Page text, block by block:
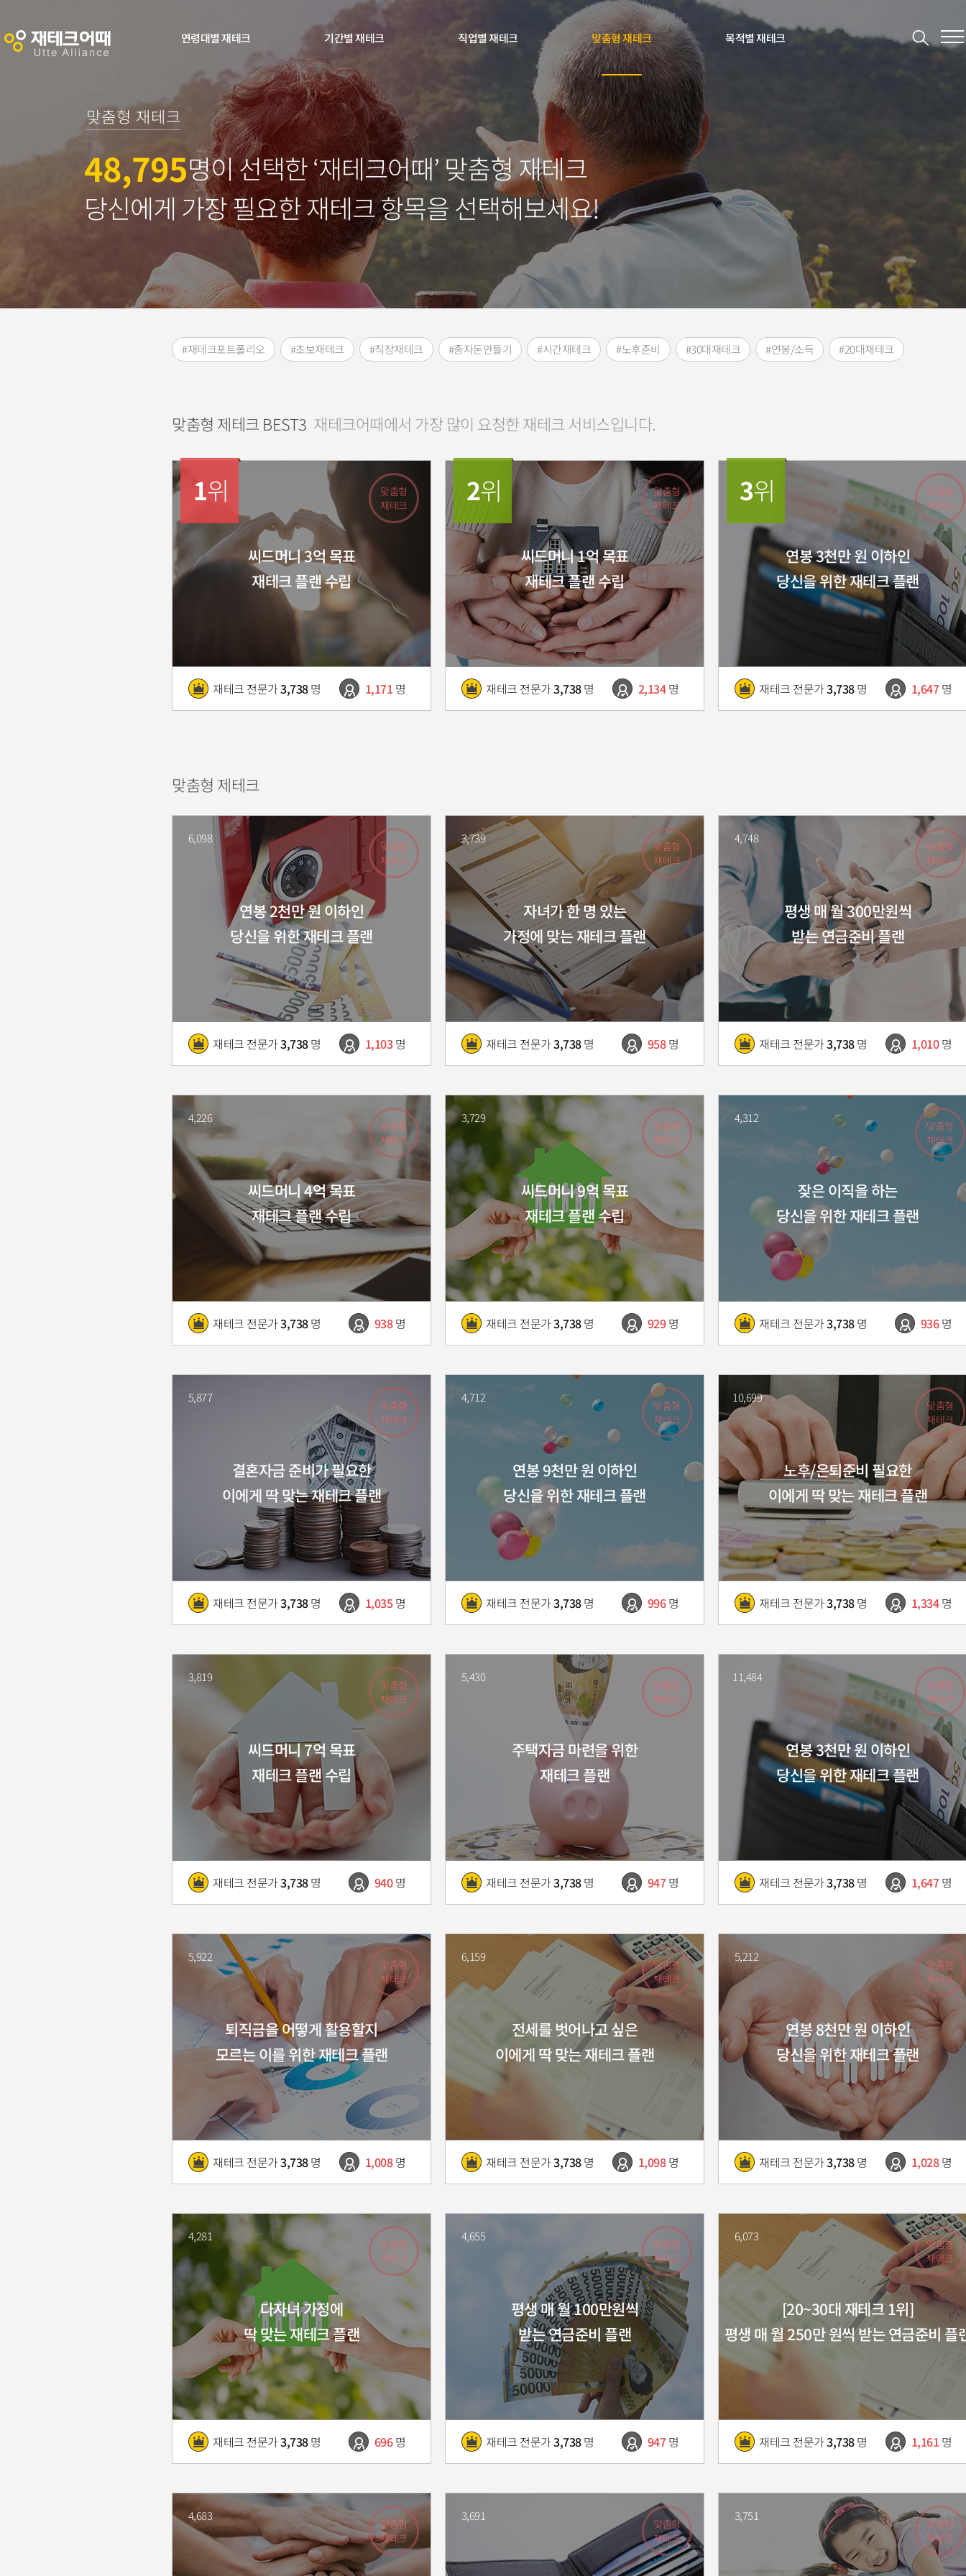
연령대별 재테크 기간별 재테크 직업별 재테크 맞춤형 재테크 목적별 재테크
맞춤형 재테크
48,795명이 선택한 ‘재테크어때’ 맞춤형 재테크
당신에게 가장 필요한 재테크 항목을 선택해보세요!
#재테크포트폴리오 #초보재테크 #직장재테크 #종자돈만들기 #시간재테크 #노후준비 #30대재테크 #연봉/소득 #20대재테크
맞춤형 제테크 BEST3 재테크어때에서 가장 많이 요청한 재테크 서비스입니다.
1위
씨드머니 3억 목표
재테크 플랜 수립
재테크 전문가3,738명 1,171 명
맞춤형
재테크
2위
씨드머니 1억 목표
재테크 플랜 수립
재테크 전문가3,738명 2,134명
맞춤형
재테크
3위
연봉 3천만 원 이하인
당신을 위한 재테크 플랜
재테크 전문가3,738명 1,647명
맞춤형
재테크
맞춤형 제테크
연봉 2천만 원 이하인
당신을 위한 재테크 플랜
재테크 전문가3,738명 1,103명
6,098
맞춤형
재테크
자녀가 한 명 있는
가정에 맞는 재테크 플랜
재테크 전문가3,738명 958명
3,739
맞춤형
재테크
평생 매 월 300만원씩
받는 연금준비 플랜
재테크 전문가3,738명 1,010명
4,748
맞춤형
재테크
씨드머니 4억 목표
재테크 플랜 수립
재테크 전문가3,738명 938명
4,226
맞춤형
재테크
씨드머니 9억 목표
재테크 플랜 수립
재테크 전문가3,738명 929명
3,729
맞춤형
재테크
잦은 이직을 하는
당신을 위한 재테크 플랜
재테크 전문가3,738명 936명
4,312
맞춤형
재테크
결혼자금 준비가 필요한
이에게 딱 맞는 재테크 플랜
재테크 전문가3,738명 1,035명
5,877
맞춤형
재테크
연봉 9천만 원 이하인
당신을 위한 재테크 플랜
재테크 전문가3,738명 996명
4,712
맞춤형
재테크
노후/은퇴준비 필요한
이에게 딱 맞는 재테크 플랜
재테크 전문가3,738명 1,334명
10,699
맞춤형
재테크
씨드머니 7억 목표
재테크 플랜 수립
재테크 전문가3,738명 940명
3,819
맞춤형
재테크
주택자금 마련을 위한
재테크 플랜
재테크 전문가3,738명 947명
5,430
맞춤형
재테크
연봉 3천만 원 이하인
당신을 위한 재테크 플랜
재테크 전문가3,738명 1,647명
11,484
맞춤형
재테크
퇴직금을 어떻게 활용할지
모르는 이를 위한 재테크 플랜
재테크 전문가3,738명 1,008명
5,922
맞춤형
재테크
전세를 벗어나고 싶은
이에게 딱 맞는 재테크 플랜
재테크 전문가3,738명 1,098명
6,159
맞춤형
재테크
연봉 8천만 원 이하인
당신을 위한 재테크 플랜
재테크 전문가3,738명 1,028명
5,212
맞춤형
재테크
다자녀 가정에
딱 맞는 재테크 플랜
재테크 전문가3,738명 696명
4,281
맞춤형
재테크
평생 매 월 100만원씩
받는 연금준비 플랜
재테크 전문가3,738명 947명
4,655
맞춤형
재테크
[20~30대 재테크 1위]
평생 매 월 250만 원씩 받는 연금준비 플
재테크 전문가3,738명 1,161 명
6,073
맞춤형
재테크
4,683
맞춤형
재테크
3,691
맞춤형
재테크
3,751
맞춤형
재테크